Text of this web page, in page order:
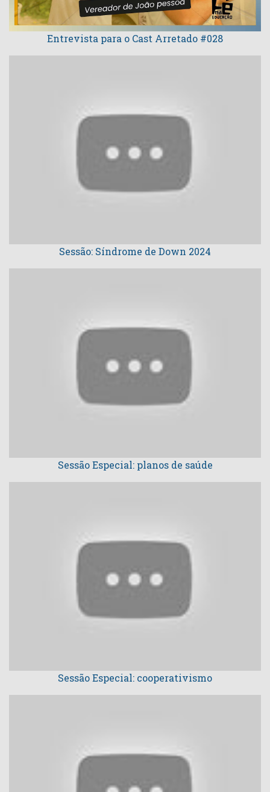
Entrevista para o Cast Arretado #028
Sessão: Síndrome de Down 2024
Sessão Especial: planos de saúde
Sessão Especial: cooperativismo